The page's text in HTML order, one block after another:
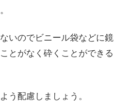
いのでビニール袋などに鏡
とがなく砕くことができる
う配慮しましょう。